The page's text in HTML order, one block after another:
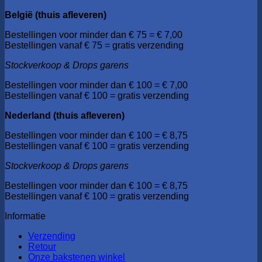
België (thuis afleveren)
Bestellingen voor minder dan € 75 = € 7,00
Bestellingen vanaf € 75 = gratis verzending
Stockverkoop & Drops garens
Bestellingen voor minder dan € 100 = € 7,00
Bestellingen vanaf € 100 = gratis verzending
Nederland (thuis afleveren)
Bestellingen voor minder dan € 100 = € 8,75
Bestellingen vanaf € 100 = gratis verzending
Stockverkoop & Drops garens
Bestellingen voor minder dan € 100 = € 8,75
Bestellingen vanaf € 100 = gratis verzending
Informatie
Verzending
Retour
Onze bakstenen winkel